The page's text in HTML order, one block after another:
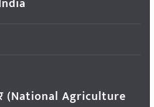
(National Agriculture